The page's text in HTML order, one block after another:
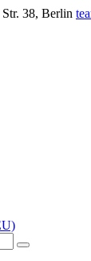
38, Berlin
Suche